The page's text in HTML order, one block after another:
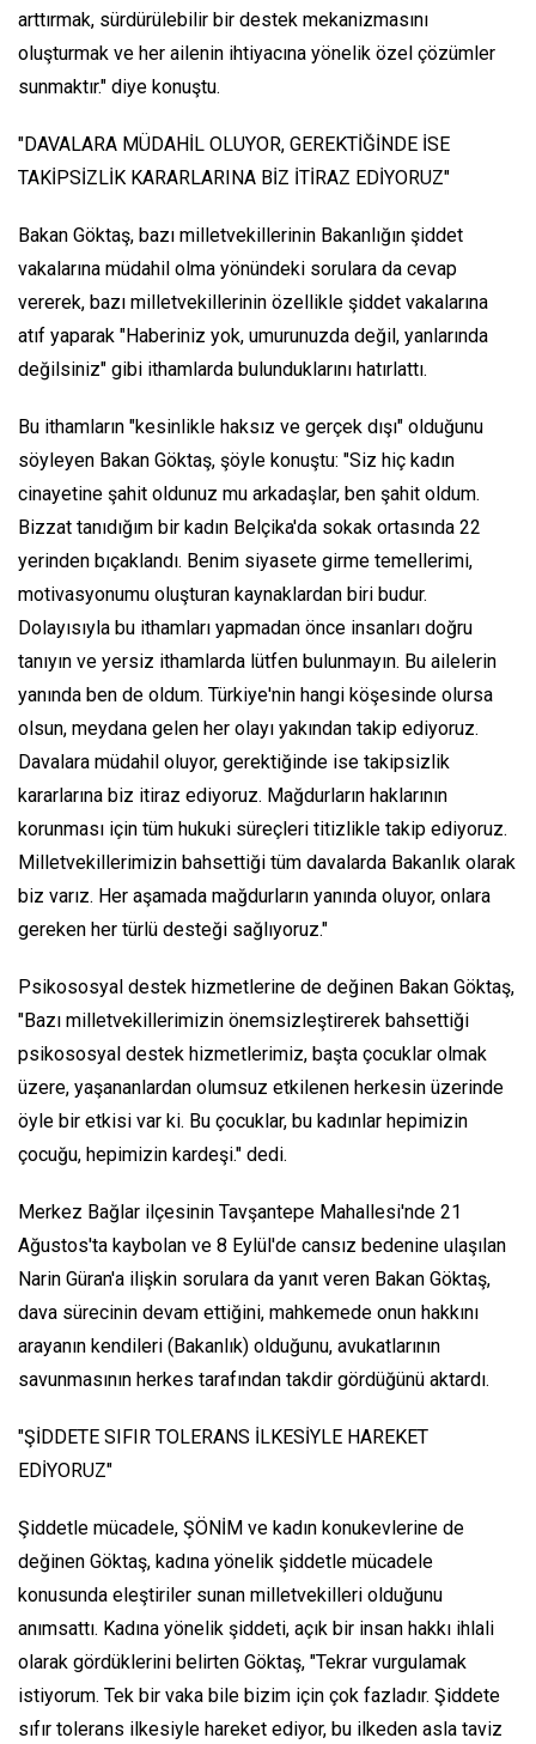
arttırmak, sürdürülebilir bir destek mekanizmasını
oluşturmak ve her ailenin ihtiyacına yönelik özel çözümler
sunmaktır." diye konuştu.
"DAVALARA MÜDAHİL OLUYOR, GEREKTİĞİNDE İSE
TAKİPSİZLİK KARARLARINA BİZ İTİRAZ EDİYORUZ"
Bakan Göktaş, bazı milletvekillerinin Bakanlığın şiddet
vakalarına müdahil olma yönündeki sorulara da cevap
vererek, bazı milletvekillerinin özellikle şiddet vakalarına
atıf yaparak "Haberiniz yok, umurunuzda değil, yanlarında
değilsiniz" gibi ithamlarda bulunduklarını hatırlattı.
Bu ithamların "kesinlikle haksız ve gerçek dışı" olduğunu
söyleyen Bakan Göktaş, şöyle konuştu: "Siz hiç kadın
cinayetine şahit oldunuz mu arkadaşlar, ben şahit oldum.
Bizzat tanıdığım bir kadın Belçika'da sokak ortasında 22
yerinden bıçaklandı. Benim siyasete girme temellerimi,
motivasyonumu oluşturan kaynaklardan biri budur.
Dolayısıyla bu ithamları yapmadan önce insanları doğru
tanıyın ve yersiz ithamlarda lütfen bulunmayın. Bu ailelerin
yanında ben de oldum. Türkiye'nin hangi köşesinde olursa
olsun, meydana gelen her olayı yakından takip ediyoruz.
Davalara müdahil oluyor, gerektiğinde ise takipsizlik
kararlarına biz itiraz ediyoruz. Mağdurların haklarının
korunması için tüm hukuki süreçleri titizlikle takip ediyoruz.
Milletvekillerimizin bahsettiği tüm davalarda Bakanlık olarak
biz varız. Her aşamada mağdurların yanında oluyor, onlara
gereken her türlü desteği sağlıyoruz."
Psikososyal destek hizmetlerine de değinen Bakan Göktaş,
"Bazı milletvekillerimizin önemsizleştirerek bahsettiği
psikososyal destek hizmetlerimiz, başta çocuklar olmak
üzere, yaşananlardan olumsuz etkilenen herkesin üzerinde
öyle bir etkisi var ki. Bu çocuklar, bu kadınlar hepimizin
çocuğu, hepimizin kardeşi." dedi.
Merkez Bağlar ilçesinin Tavşantepe Mahallesi'nde 21
Ağustos'ta kaybolan ve 8 Eylül'de cansız bedenine ulaşılan
Narin Güran'a ilişkin sorulara da yanıt veren Bakan Göktaş,
dava sürecinin devam ettiğini, mahkemede onun hakkını
arayanın kendileri (Bakanlık) olduğunu, avukatlarının
savunmasının herkes tarafından takdir gördüğünü aktardı.
"ŞİDDETE SIFIR TOLERANS İLKESİYLE HAREKET
EDİYORUZ"
Şiddetle mücadele, ŞÖNİM ve kadın konukevlerine de
değinen Göktaş, kadına yönelik şiddetle mücadele
konusunda eleştiriler sunan milletvekilleri olduğunu
anımsattı. Kadına yönelik şiddeti, açık bir insan hakkı ihlali
olarak gördüklerini belirten Göktaş, "Tekrar vurgulamak
istiyorum. Tek bir vaka bile bizim için çok fazladır. Şiddete
sıfır tolerans ilkesiyle hareket ediyor, bu ilkeden asla taviz